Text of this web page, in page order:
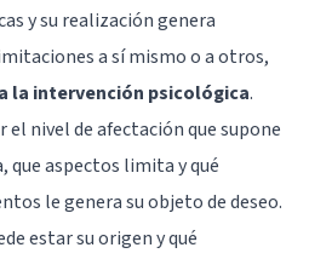
y su realización genera
a sí mismo o a otros,
la intervención psicológica.
nivel de afectación que supone
que aspectos limita y qué
le genera su objeto de deseo.
estar su origen y qué